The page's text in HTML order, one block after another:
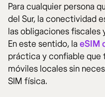
Para cualquier persona
del Sur, la conectividad
las obligaciones fiscales
En este sentido, la eSIM
práctica y confiable
móviles locales sin
SIM física.